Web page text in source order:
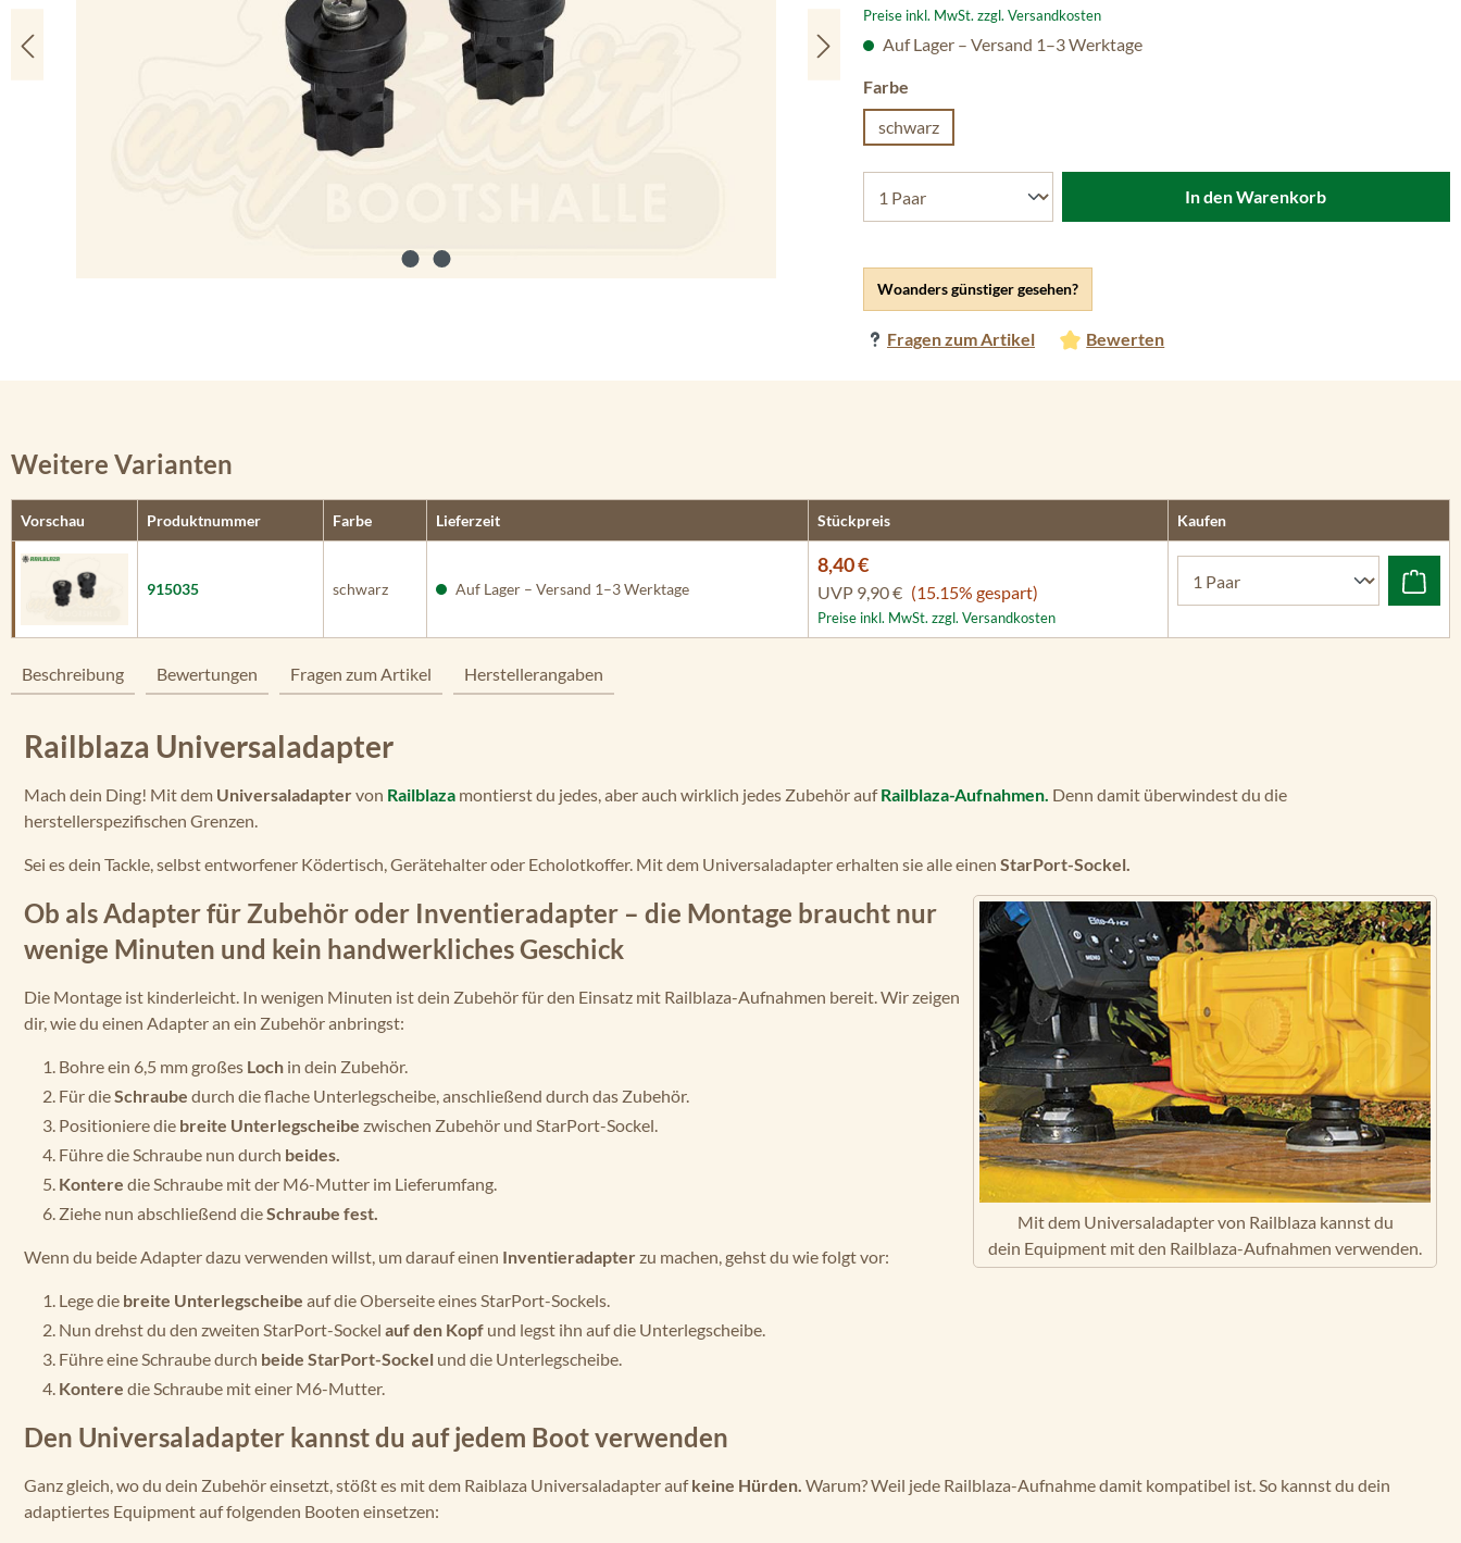
Preise inkl. MwSt. zzgl. Versandkosten
Woanders günstiger gesehen?
Fragen zum Artikel Bewerten
Auf Lager – Versand 1–3 Werktage
Farbe
schwarz
In den Warenkorb
Weitere Varianten
Vorschau Produktnummer Farbe Lieferzeit Stückpreis Kaufen
915035 schwarz Auf Lager – Versand 1–3 Werktage
8,40 €
UVP 9,90 € (15.15% gespart)
Preise inkl. MwSt. zzgl. Versandkosten
Beschreibung Bewertungen Fragen zum Artikel Herstellerangaben
Railblaza Universaladapter
Mach dein Ding! Mit dem Universaladaptervon Railblaza montierst du jedes, aber auch wirklich jedes Zubehör aufRailblaza-Aufnahmen. Denn damit überwindest du die
herstellerspezifischen Grenzen.
Sei es dein Tackle, selbst entworfener Ködertisch, Gerätehalter oder Echolotkoffer. Mit dem Universaladapter erhalten sie alle einen StarPort-Sockel.
Mit dem Universaladapter von Railblaza kannst du
dein Equipment mit den Railblaza-Aufnahmen verwenden.
Ob als Adapter für Zubehör oder Inventieradapter – die Montage braucht nur
wenige Minuten und kein handwerkliches Geschick
Die Montage ist kinderleicht. In wenigen Minuten ist dein Zubehör für den Einsatz mit Railblaza-Aufnahmen bereit. Wir zeigen
dir, wie du einen Adapter an ein Zubehör anbringst:
Bohre ein 6,5 mm großes Loch in dein Zubehör.
Für dieSchraube durch die flache Unterlegscheibe, anschließend durch das Zubehör.
Positioniere die breite Unterlegscheibe zwischen Zubehör und StarPort-Sockel.
Führe die Schraube nun durch beides.
Kontere die Schraube mit der M6-Mutter im Lieferumfang.
Ziehe nun abschließend dieSchraube fest.
Wenn du beide Adapter dazu verwenden willst, um darauf einen Inventieradapterzu machen, gehst du wie folgt vor:
Lege die breite Unterlegscheibe auf die Oberseite eines StarPort-Sockels.
Nun drehst du den zweiten StarPort-Sockel auf den Kopf und legst ihn auf die Unterlegscheibe.
Führe eine Schraube durch beide StarPort-Sockel und die Unterlegscheibe.
Kontere die Schraube mit einer M6-Mutter.
Den Universaladapter kannst du auf jedem Boot verwenden
Ganz gleich, wo du dein Zubehör einsetzt, stößt es mit dem Raiblaza Universaladapter aufkeine Hürden. Warum? Weil jede Railblaza-Aufnahme damit kompatibel ist. So kannst du dein
adaptiertes Equipment auf folgenden Booten einsetzen: